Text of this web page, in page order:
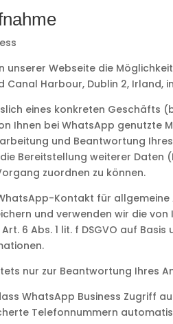
unserer Webseite die
Canal Harbour, Dublin 2, Irland,
eines konkreten Geschäfts
Ihnen bei WhatsApp genutzte
und Beantwortung
Bereitstellung weiterer Daten
zuordnen zu können.
Kontakt für
und verwenden wir die
6 Abs. 1 lit. f DSGVO auf
nur zur Beantwortung Ihres
WhatsApp Business Zugriff
Telefonnummern